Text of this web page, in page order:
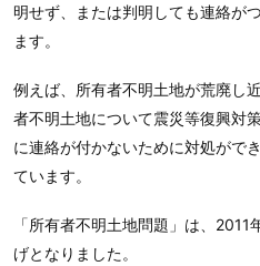
明せず、または判明しても連絡が
ます。
例えば、所有者不明土地が荒廃し
者不明土地について震災等復興対
に連絡が付かないために対処がで
ています。
「所有者不明土地問題」は、
げとなりました。